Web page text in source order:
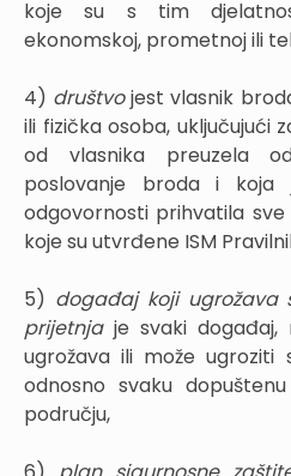
koje su s tim
ekonomskoj, prometnoj ili
4) društvojest vlasnik
ili fizička osoba, uključujući
od vlasnika preuzela
poslovanje broda i koja
odgovornosti prihvatila
koje su utvrđene ISM
5) događaj koji ugrožava
prijetnja je svaki
ugrožava ili može ugroziti
odnosno svaku
području,